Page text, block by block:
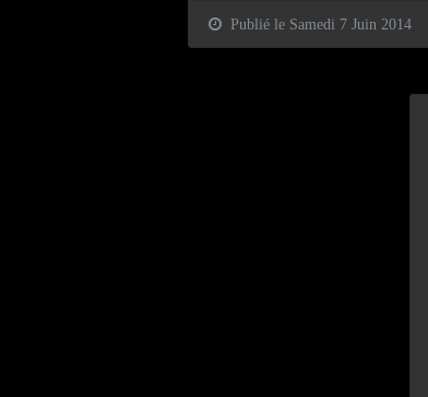
Publié le Samedi 7 Juin 2014